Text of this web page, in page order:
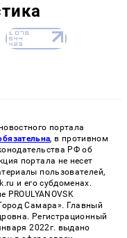
портала
, в противном
РФ об
портала не несет
пользователей,
и его субдоменах.
PROULYANOVSK
Самара». Главный
Регистрационный
2022г. выдано